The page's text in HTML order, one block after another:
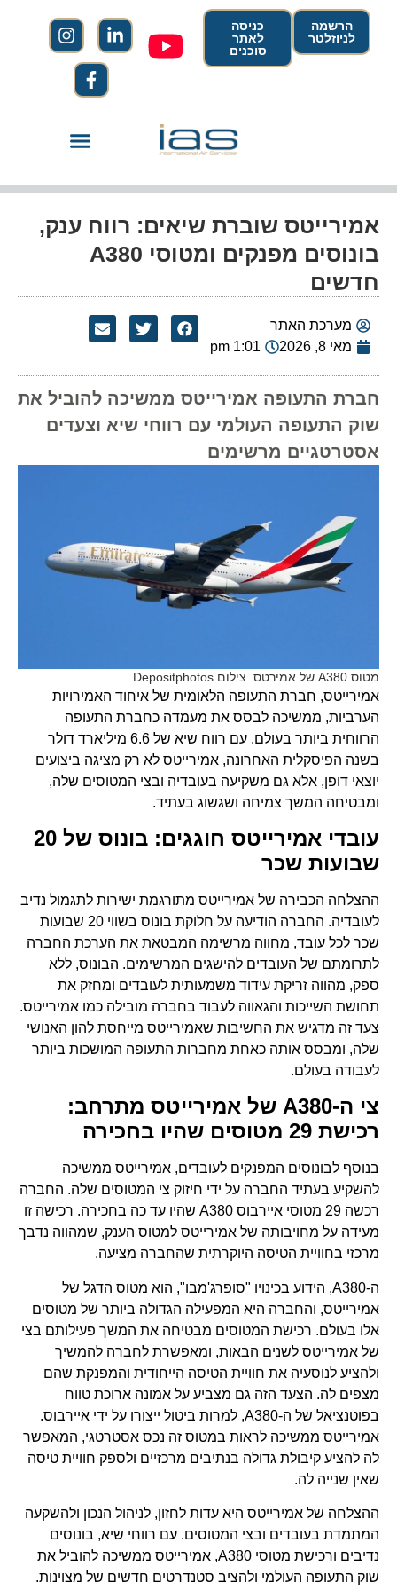
הרשמה
לניוזלטר
כניסה
לאתר
סוכנים
אמירייטס שוברת שיאים: רווח ענק,
בונוסים מפנקים ומטוסי A380
חדשים
מערכת האתר
מאי 8, 2026
1:01 pm
חברת התעופה אמירייטס ממשיכה להוביל את
שוק התעופה העולמי עם רווחי שיא וצעדים
אסטרטגיים מרשימים
מטוס A380 של אמירטס. צילום Depositphotos
אמירייטס, חברת התעופה הלאומית של איחוד האמירויות
הערביות, ממשיכה לבסס את מעמדה כחברת התעופה
הרווחית ביותר בעולם. עם רווח שיא של 6.6 מיליארד דולר
בשנה הפיסקלית האחרונה, אמירייטס לא רק מציגה ביצועים
יוצאי דופן, אלא גם משקיעה בעובדיה ובצי המטוסים שלה,
ומבטיחה המשך צמיחה ושגשוג בעתיד.
עובדי אמירייטס חוגגים: בונוס של 20
שבועות שכר
ההצלחה הכבירה של אמירייטס מתורגמת ישירות לתגמול נדיב
לעובדיה. החברה הודיעה על חלוקת בונוס בשווי 20 שבועות
שכר לכל עובד, מחווה מרשימה המבטאת את הערכת החברה
לתרומתם של העובדים להישגים המרשימים. הבונוס, ללא
ספק, מהווה זריקת עידוד משמעותית לעובדים ומחזק את
תחושת השייכות והגאווה לעבוד בחברה מובילה כמו אמירייטס.
צעד זה מדגיש את החשיבות שאמירייטס מייחסת להון האנושי
שלה, ומבסס אותה כאחת מחברות התעופה המושכות ביותר
לעבודה בעולם.
צי ה-A380 של אמירייטס מתרחב:
רכישת 29 מטוסים שהיו בחכירה
בנוסף לבונוסים המפנקים לעובדים, אמירייטס ממשיכה
להשקיע בעתיד החברה על ידי חיזוק צי המטוסים שלה. החברה
רכשה 29 מטוסי איירבוס A380 שהיו עד כה בחכירה. רכישה זו
מעידה על מחויבותה של אמירייטס למטוס הענק, שמהווה נדבך
מרכזי בחוויית הטיסה היוקרתית שהחברה מציעה.
ה-A380, הידוע בכינויו "סופרג'מבו", הוא מטוס הדגל של
אמירייטס, והחברה היא המפעילה הגדולה ביותר של מטוסים
אלו בעולם. רכישת המטוסים מבטיחה את המשך פעילותם בצי
של אמירייטס לשנים הבאות, ומאפשרת לחברה להמשיך
ולהציע לנוסעיה את חוויית הטיסה הייחודית והמפנקת שהם
מצפים לה. הצעד הזה גם מצביע על אמונה ארוכת טווח
בפוטנציאל של ה-A380, למרות ביטול ייצורו על ידי איירבוס.
אמירייטס ממשיכה לראות במטוס זה נכס אסטרטגי, המאפשר
לה להציע קיבולת גדולה בנתיבים מרכזיים ולספק חוויית טיסה
שאין שנייה לה.
ההצלחה של אמירייטס היא עדות לחזון, לניהול הנכון ולהשקעה
המתמדת בעובדים ובצי המטוסים. עם רווחי שיא, בונוסים
נדיבים ורכישת מטוסי A380, אמירייטס ממשיכה להוביל את
שוק התעופה העולמי ולהציב סטנדרטים חדשים של מצוינות.